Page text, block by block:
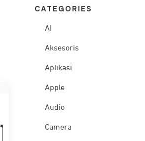
CATEG ORIES
AI
Aksesoris
Aplikasi
Apple
Audio
Camera